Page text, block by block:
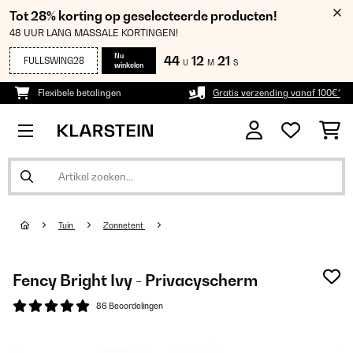
Tot 28% korting op geselecteerde producten!
48 UUR LANG MASSALE KORTINGEN!
FULLSWING28
Nu
winkelen
44 U 12 M 21 S
Flexibele betalingen Gratis verzending vanaf 100€*
Tuin Zonnetent
Fency Bright Ivy - Privacyscherm
86 Beoordelingen